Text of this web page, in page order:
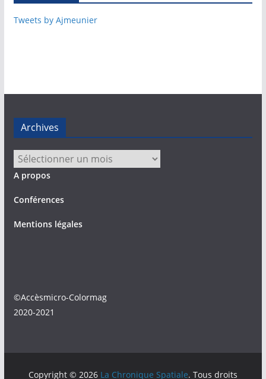
Tweets by Ajmeunier
Archives
Archives
A propos
Conférences
Mentions légales
©Accèsmicro-Colormag
2020-2021
Copyright © 2026 La Chronique Spatiale. Tous droits